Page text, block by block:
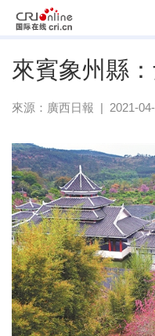
來賓象州縣
來源： 廣西日報 | 2021-